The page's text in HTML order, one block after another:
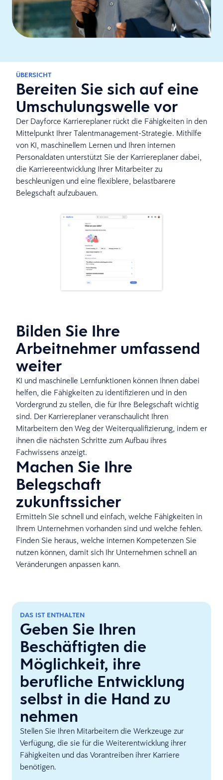
ÜBERSICHT
Bereiten Sie sich auf eine
Umschulungswelle vor
Der Dayforce Karriereplaner rückt die Fähigkeiten in den
Mittelpunkt Ihrer Talentmanagement-Strategie. Mithilfe
von KI, maschinellem Lernen und Ihren internen
Personaldaten unterstützt Sie der Karriereplaner dabei,
die Karriereentwicklung Ihrer Mitarbeiter zu
beschleunigen und eine flexiblere, belastbarere
Belegschaft aufzubauen.
Bilden Sie Ihre
Arbeitnehmer umfassend
weiter
KI und maschinelle Lernfunktionen können Ihnen dabei
helfen, die Fähigkeiten zu identifizieren und in den
Vordergrund zu stellen, die für Ihre Belegschaft wichtig
sind. Der Karriereplaner veranschaulicht Ihren
Mitarbeitern den Weg der Weiterqualifizierung, indem er
ihnen die nächsten Schritte zum Aufbau ihres
Fachwissens anzeigt.
Machen Sie Ihre
Belegschaft
zukunftssicher
Ermitteln Sie schnell und einfach, welche Fähigkeiten in
Ihrem Unternehmen vorhanden sind und welche fehlen.
Finden Sie heraus, welche internen Kompetenzen Sie
nutzen können, damit sich Ihr Unternehmen schnell an
Veränderungen anpassen kann.
DAS IST ENTHALTEN
Geben Sie Ihren
Beschäftigten die
Möglichkeit, ihre
berufliche Entwicklung
selbst in die Hand zu
nehmen
Stellen Sie Ihren Mitarbeitern die Werkzeuge zur
Verfügung, die sie für die Weiterentwicklung ihrer
Fähigkeiten und das Vorantreiben ihrer Karriere
benötigen.